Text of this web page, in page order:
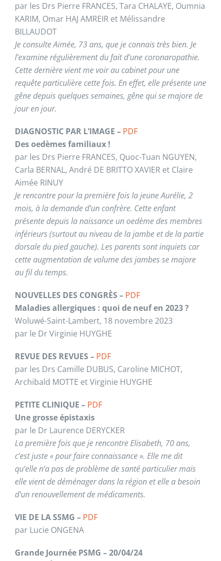
par les Drs Pierre FRANCES, Tara CHALAYE, Oumnia
KARIM, Omar HAJ AMREIR et Mélissandre
BILLAUDOT
Je consulte Aimée, 73 ans, que je connais très bien. Je
l’examine régulièrement du fait d’une coronaropathie.
Cette dernière vient me voir au cabinet pour une
requête particulière cette fois. En effet, elle présente une
gêne depuis quelques semaines, gêne qui se majore de
jour en jour.
DIAGNOSTIC PAR L’IMAGE – PDF
Des oedèmes familiaux !
par les Drs Pierre FRANCES, Quoc-Tuan NGUYEN,
Carla BERNAL, André DE BRITTO XAVIER et Claire
Aimée RINUY
Je rencontre pour la première fois la jeune Aurélie, 2
mois, à la demande d’un confrère. Cette enfant
présente depuis la naissance un oedème des membres
inférieurs (surtout au niveau de la jambe et de la partie
dorsale du pied gauche). Les parents sont inquiets car
cette augmentation de volume des jambes se majore
au fil du temps.
NOUVELLES DES CONGRÈS – PDF
Maladies allergiques : quoi de neuf en 2023 ?
Woluwé-Saint-Lambert, 18 novembre 2023
par le Dr Virginie HUYGHE
REVUE DES REVUES – PDF
par les Drs Camille DUBUS, Caroline MICHOT,
Archibald MOTTE et Virginie HUYGHE
PETITE CLINIQUE – PDF
Une grosse épistaxis
par le Dr Laurence DERYCKER
La première fois que je rencontre Elisabeth, 70 ans,
c’est juste « pour faire connaissance ». Elle me dit
qu’elle n’a pas de problème de santé particulier mais
elle vient de déménager dans la région et elle a besoin
d’un renouvellement de médicaments.
VIE DE LA SSMG – PDF
par Lucie ONGENA
Grande Journée PSMG – 20/04/24